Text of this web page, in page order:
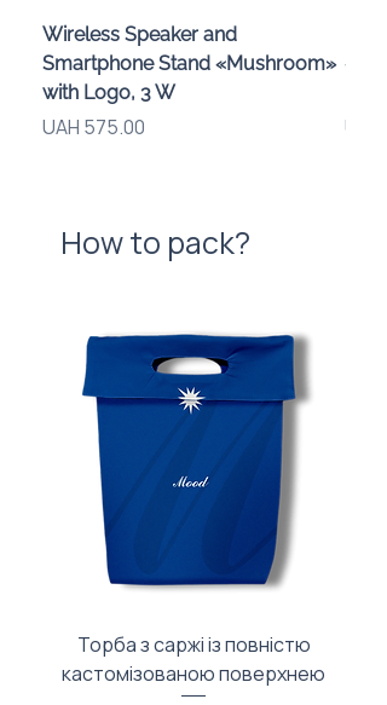
Wireless Speaker and
Smartphone Stand «Mushroom»
with Logo, 3 W
Price
UAH 575.00 Price
UAH
How to pack?
Торба з саржі із повністю
кастомізованою поверхнею